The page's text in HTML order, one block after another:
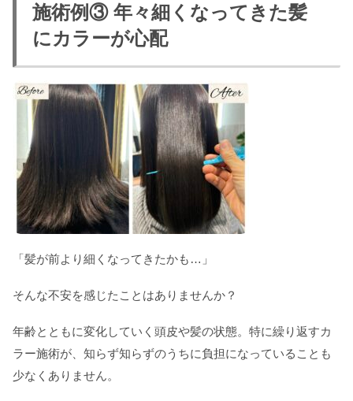
施術例③ 年々細くなってきた髪
にカラーが心配
「髪が前より細くなってきたかも…」
そんな不安を感じたことはありませんか？
年齢とともに変化していく頭皮や髪の状態。特に繰り返すカ
ラー施術が、知らず知らずのうちに負担になっていることも
少なくありません。